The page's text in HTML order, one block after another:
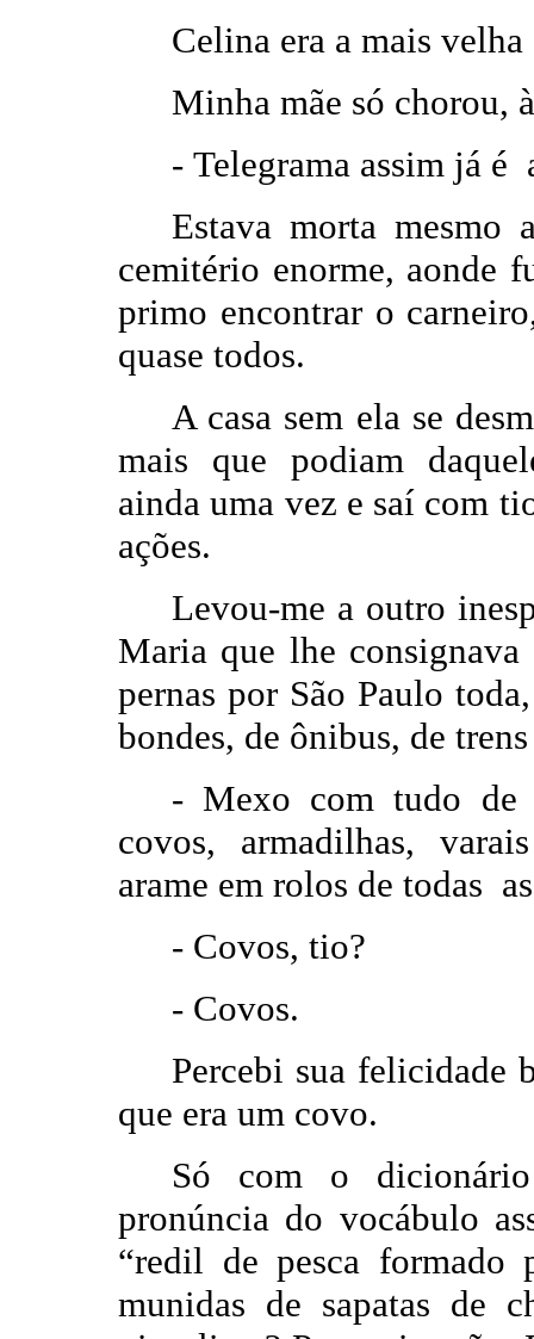
Celina era a mais
Minha mãe só chorou,
- Telegrama assim já é
Estava morta mesmo
cemitério enorme, aonde
primo encontrar o
quase todos.
A casa sem ela se
mais que podiam
ainda uma vez e saí com
ações.
Levou-me a outro
Maria que lhe
pernas por São Paulo
bondes, de ônibus, de
- Mexo com tudo de
covos, armadilhas,
arame em rolos de todas
- Covos, tio?
- Covos.
Percebi sua felicidade
que era um covo.
Só com o
pronúncia do vocábulo
“redil de pesca formado
munidas de sapatas de